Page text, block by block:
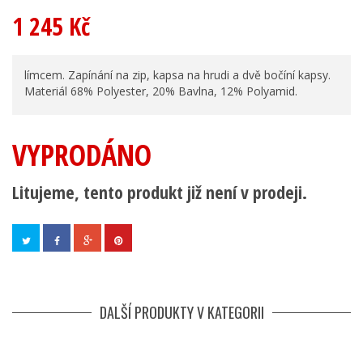
1 245 Kč
límcem. Zapínání na zip, kapsa na hrudi a dvě bočíní kapsy.
Materiál 68% Polyester, 20% Bavlna, 12% Polyamid.
VYPRODÁNO
Litujeme, tento produkt již není v prodeji.
DALŠÍ PRODUKTY V KATEGORII